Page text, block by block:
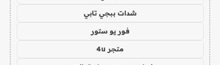
شدات ببجي تابي
فور يو ستور
متجر 4u